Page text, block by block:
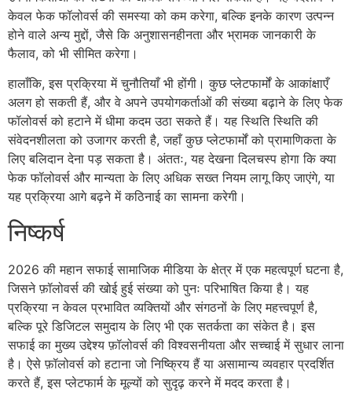
केवल फेक फॉलोवर्स की समस्या को कम करेगा, बल्कि इनके कारण उत्पन्न
होने वाले अन्य मुद्दों, जैसे कि अनुशासनहीनता और भ्रामक जानकारी के
फैलाव, को भी सीमित करेगा।
हालाँकि, इस प्रक्रिया में चुनौतियाँ भी होंगी। कुछ प्लेटफार्मों के आकांक्षाएँ
अलग हो सकती हैं, और वे अपने उपयोगकर्ताओं की संख्या बढ़ाने के लिए फेक
फॉलोवर्स को हटाने में धीमा कदम उठा सकते हैं। यह स्थिति स्थिति की
संवेदनशीलता को उजागर करती है, जहाँ कुछ प्लेटफार्मों को प्रामाणिकता के
लिए बलिदान देना पड़ सकता है। अंततः, यह देखना दिलचस्प होगा कि क्या
फेक फॉलोवर्स और मान्यता के लिए अधिक सख्त नियम लागू किए जाएंगे, या
यह प्रक्रिया आगे बढ़ने में कठिनाई का सामना करेगी।
निष्कर्ष
2026 की महान सफाई सामाजिक मीडिया के क्षेत्र में एक महत्वपूर्ण घटना है,
जिसने फ़ॉलोवर्स की खोई हुई संख्या को पुनः परिभाषित किया है। यह
प्रक्रिया न केवल प्रभावित व्यक्तियों और संगठनों के लिए महत्त्वपूर्ण है,
बल्कि पूरे डिजिटल समुदाय के लिए भी एक सतर्कता का संकेत है। इस
सफाई का मुख्य उद्देश्य फ़ॉलोवर्स की विश्वसनीयता और सच्चाई में सुधार लाना
है। ऐसे फ़ॉलोवर्स को हटाना जो निष्क्रिय हैं या असामान्य व्यवहार प्रदर्शित
करते हैं, इस प्लेटफार्म के मूल्यों को सुदृढ़ करने में मदद करता है।